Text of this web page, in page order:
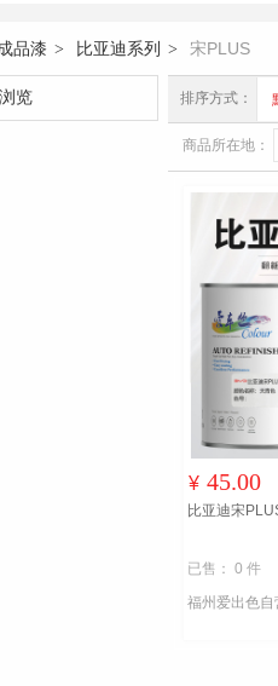
品漆 > 比亚迪系列 > 宋PLUS
览 排序方式：
商品所在地：
¥ 45.00
比亚迪宋
已售： 0 件
福州爱出色自